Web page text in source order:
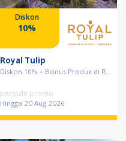
Diskon
10%
Royal Tulip
Diskon 10% + Bonus Produk di R...
periode promo
Hingga 20 Aug 2026